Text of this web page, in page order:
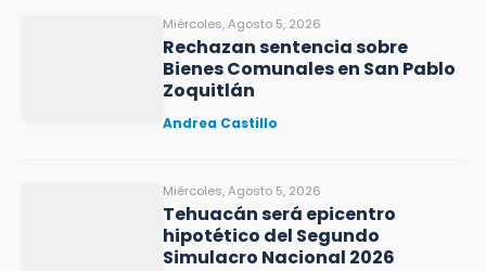
Miércoles, Agosto 5, 2026
Rechazan sentencia sobre
Bienes Comunales en San Pablo
Zoquitlán
Andrea Castillo
Miércoles, Agosto 5, 2026
Tehuacán será epicentro
hipotético del Segundo
Simulacro Nacional 2026